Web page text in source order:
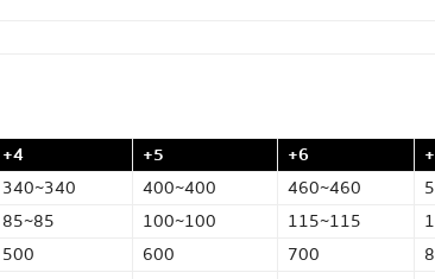
+4 +5 +6
340~340 400~400 460~460
85~85 100~100 115~115
500 600 700